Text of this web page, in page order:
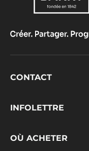
Footer
CONTACT
INFOLETTRE
OÙ ACHETER